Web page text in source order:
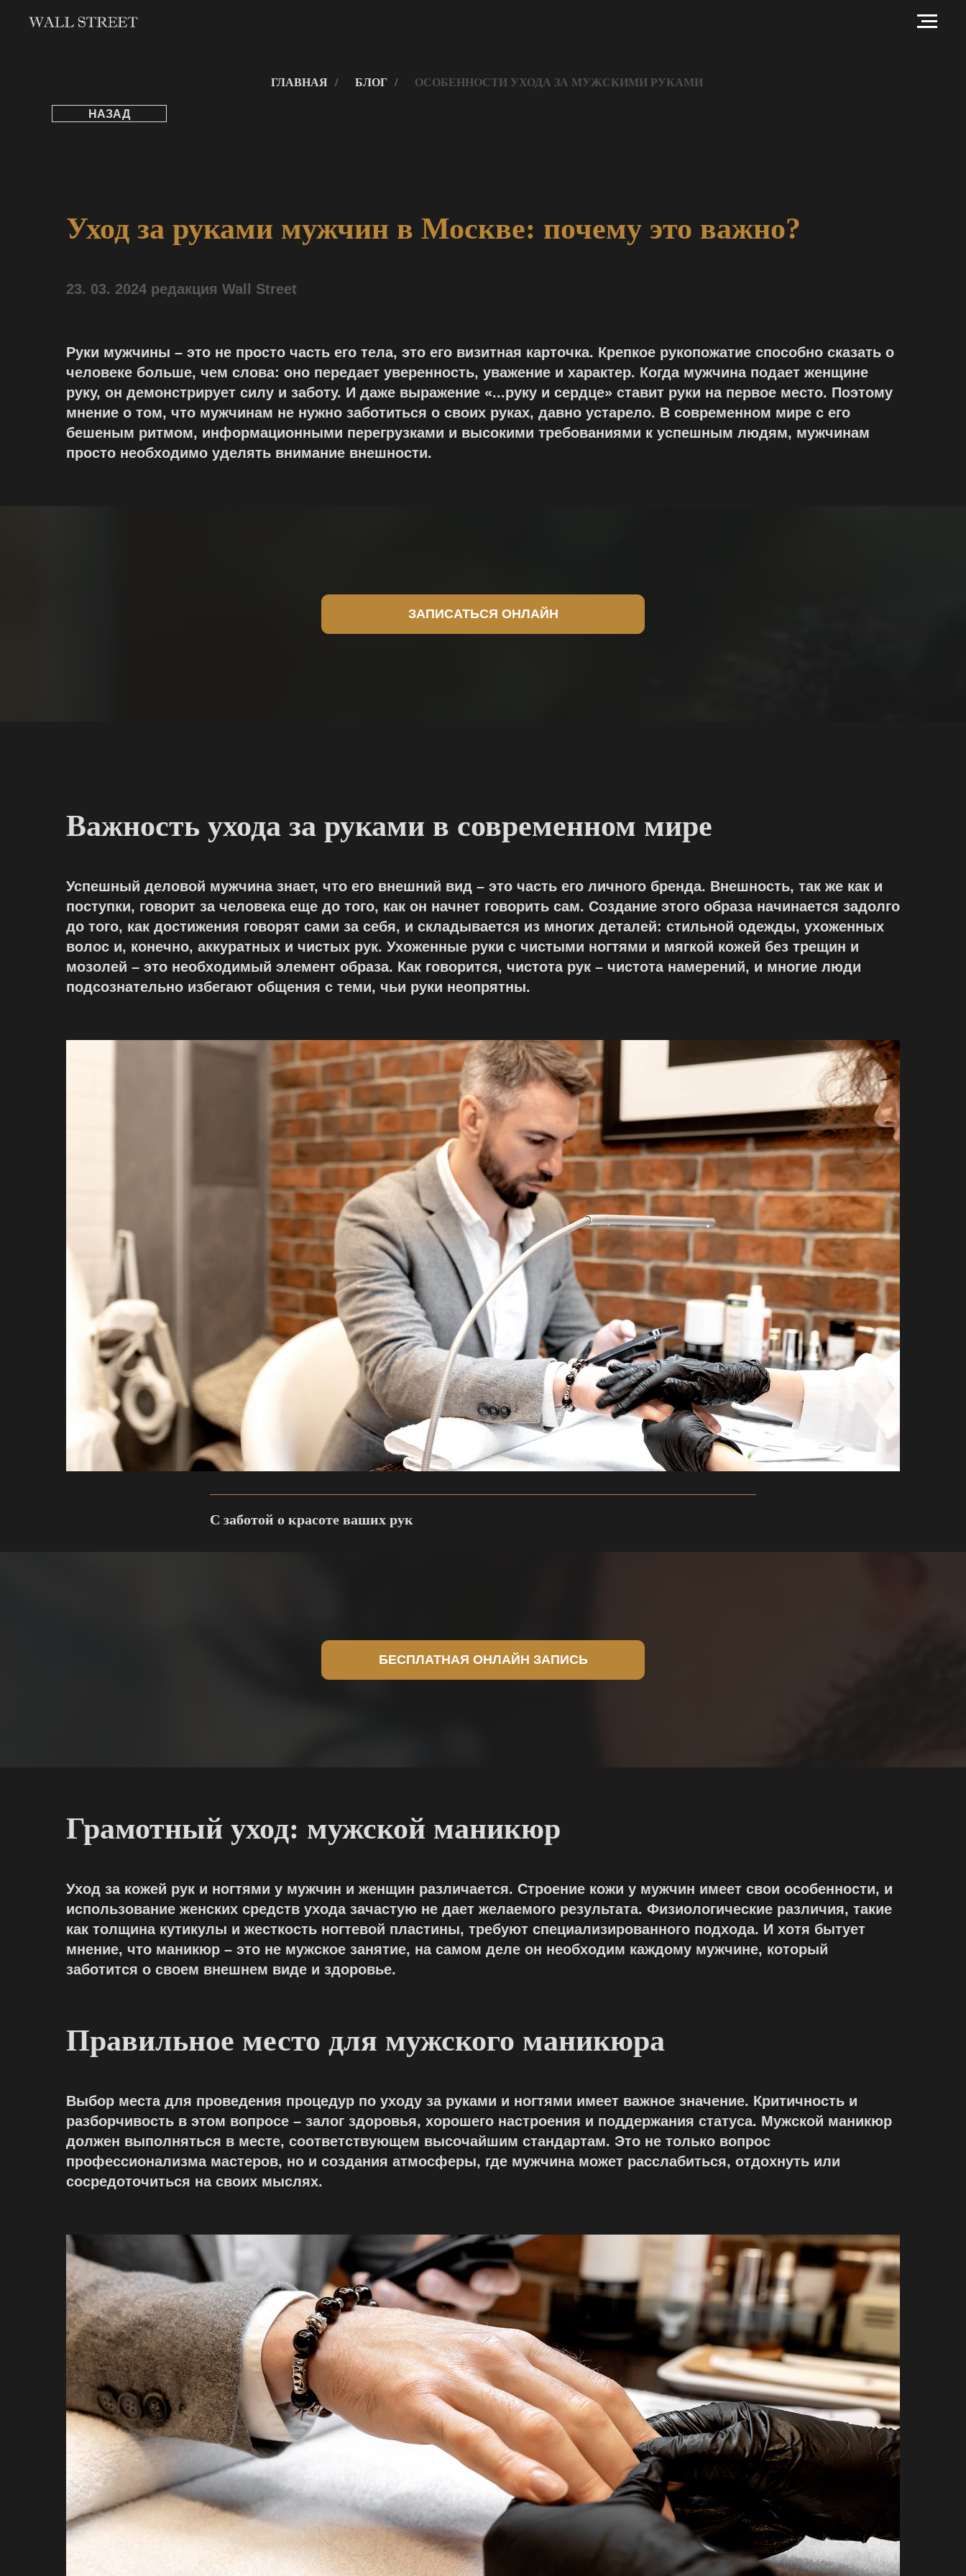
ГЛАВНАЯ / БЛОГ / ОСОБЕННОСТИ УХОДА ЗА МУЖСКИМИ РУКАМИ
НАЗАД
Уход за руками мужчин в Москве: почему это важно?
23. 03. 2024 редакция Wall Street
Руки мужчины – это не просто часть его тела, это его визитная карточка. Крепкое рукопожатие способно сказать о
человеке больше, чем слова: оно передает уверенность, уважение и характер. Когда мужчина подает женщине
руку, он демонстрирует силу и заботу. И даже выражение «...руку и сердце» ставит руки на первое место. Поэтому
мнение о том, что мужчинам не нужно заботиться о своих руках, давно устарело. В современном мире с его
бешеным ритмом, информационными перегрузками и высокими требованиями к успешным людям, мужчинам
просто необходимо уделять внимание внешности.
ЗАПИСАТЬСЯ ОНЛАЙН
Важность ухода за руками в современном мире
Успешный деловой мужчина знает, что его внешний вид – это часть его личного бренда. Внешность, так же как и
поступки, говорит за человека еще до того, как он начнет говорить сам. Создание этого образа начинается задолго
до того, как достижения говорят сами за себя, и складывается из многих деталей: стильной одежды, ухоженных
волос и, конечно, аккуратных и чистых рук. Ухоженные руки с чистыми ногтями и мягкой кожей без трещин и
мозолей – это необходимый элемент образа. Как говорится, чистота рук – чистота намерений, и многие люди
подсознательно избегают общения с теми, чьи руки неопрятны.
С заботой о красоте ваших рук
БЕСПЛАТНАЯ ОНЛАЙН ЗАПИСЬ
Грамотный уход: мужской маникюр
Уход за кожей рук и ногтями у мужчин и женщин различается. Строение кожи у мужчин имеет свои особенности, и
использование женских средств ухода зачастую не дает желаемого результата. Физиологические различия, такие
как толщина кутикулы и жесткость ногтевой пластины, требуют специализированного подхода. И хотя бытует
мнение, что маникюр – это не мужское занятие, на самом деле он необходим каждому мужчине, который
заботится о своем внешнем виде и здоровье.
Правильное место для мужского маникюра
Выбор места для проведения процедур по уходу за руками и ногтями имеет важное значение. Критичность и
разборчивость в этом вопросе – залог здоровья, хорошего настроения и поддержания статуса. Мужской маникюр
должен выполняться в месте, соответствующем высочайшим стандартам. Это не только вопрос
профессионализма мастеров, но и создания атмосферы, где мужчина может расслабиться, отдохнуть или
сосредоточиться на своих мыслях.